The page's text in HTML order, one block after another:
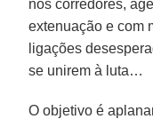
nos corredores,
extenuação e com
ligações
se unirem à luta…
O objetivo é